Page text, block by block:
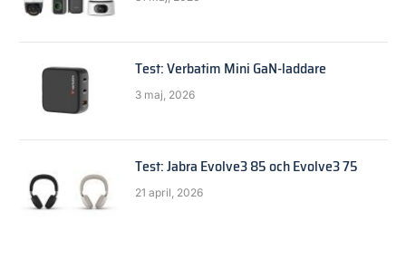
Test: Verbatim Mini GaN-laddare
3 maj, 2026
Test: Jabra Evolve3 85 och Evolve3 75
21 april, 2026